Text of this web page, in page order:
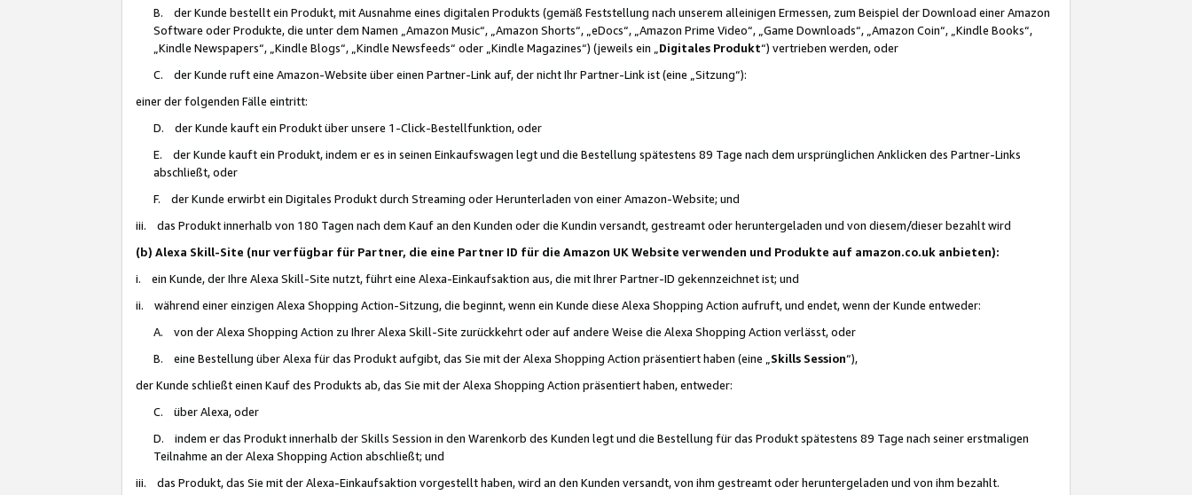
B. der Kunde bestellt ein Produkt, mit Ausnahme eines digitalen Produkts (gemäß Feststellung nach unserem alleinigen Ermessen, zum Beispiel der Download einer Amazon
Software oder Produkte, die unter dem Namen „Amazon Music“, „Amazon Shorts“, „eDocs“, „Amazon Prime Video“, „Game Downloads“, „Amazon Coin“, „Kindle Books“,
„Kindle Newspapers“, „Kindle Blogs“, „Kindle Newsfeeds“ oder „Kindle Magazines“) (jeweils ein „ Digitales Produkt“) vertrieben werden, oder
C. der Kunde ruft eine Amazon-Website über einen Partner-Link auf, der nicht Ihr Partner-Link ist (eine „Sitzung“):
einer der folgenden Fälle eintritt:
D. der Kunde kauft ein Produkt über unsere 1-Click-Bestellfunktion, oder
E. der Kunde kauft ein Produkt, indem er es in seinen Einkaufswagen legt und die Bestellung spätestens 89 Tage nach dem ursprünglichen Anklicken des Partner-Links
abschließt, oder
F. der Kunde erwirbt ein Digitales Produkt durch Streaming oder Herunterladen von einer Amazon-Website; und
iii. das Produkt innerhalb von 180 Tagen nach dem Kauf an den Kunden oder die Kundin versandt, gestreamt oder heruntergeladen und von diesem/dieser bezahlt wird
(b) Alexa Skill-Site (nur verfügbar für Partner, die eine Partner ID für die Amazon UK Website verwenden und Produkte auf amazon.co.uk anbieten):
i. ein Kunde, der Ihre Alexa Skill-Site nutzt, führt eine Alexa-Einkaufsaktion aus, die mit Ihrer Partner-ID gekennzeichnet ist; und
ii. während einer einzigen Alexa Shopping Action-Sitzung, die beginnt, wenn ein Kunde diese Alexa Shopping Action aufruft, und endet, wenn der Kunde entweder:
A. von der Alexa Shopping Action zu Ihrer Alexa Skill-Site zurückkehrt oder auf andere Weise die Alexa Shopping Action verlässt, oder
B. eine Bestellung über Alexa für das Produkt aufgibt, das Sie mit der Alexa Shopping Action präsentiert haben (eine „ Skills Session“),
der Kunde schließt einen Kauf des Produkts ab, das Sie mit der Alexa Shopping Action präsentiert haben, entweder:
C. über Alexa, oder
D. indem er das Produkt innerhalb der Skills Session in den Warenkorb des Kunden legt und die Bestellung für das Produkt spätestens 89 Tage nach seiner erstmaligen
Teilnahme an der Alexa Shopping Action abschließt; und
iii. das Produkt, das Sie mit der Alexa-Einkaufsaktion vorgestellt haben, wird an den Kunden versandt, von ihm gestreamt oder heruntergeladen und von ihm bezahlt.